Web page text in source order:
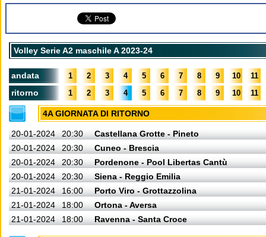
Volley Serie A2 maschile A 2023-24
andata 1 2 3 4 5 6 7 8 9 10 11
ritorno 1 2 3 4 5 6 7 8 9 10 11
4A GIORNATA DI RITORNO
20-01-2024 20:30
Castellana Grotte - Pineto
20-01-2024
20:30
Cuneo - Brescia
20-01-2024
20:30
Pordenone - Pool Libertas Cantù
20-01-2024
20:30
Siena - Reggio Emilia
21-01-2024
16:00
Porto Viro - Grottazzolina
21-01-2024
18:00
Ortona - Aversa
21-01-2024
18:00 Ravenna - Santa Croce